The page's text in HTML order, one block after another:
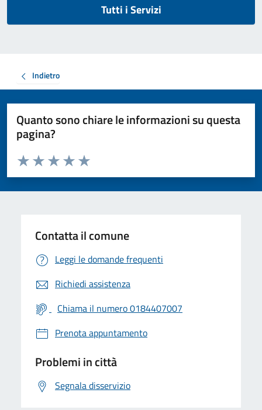
Tutti i Servizi
Indietro
Quanto sono chiare le informazioni su questa
pagina?
Valuta da 1 a 5 stelle la pagina
Valuta 5 stelle su 5
Valuta 4 stelle su 5
Valuta 3 stelle su 5
Valuta 2 stelle su 5
Valuta 1 stelle su 5
Contatta il comune
Leggi le domande frequenti
Richiedi assistenza
Chiama il numero 0184407007
Prenota appuntamento
Problemi in città
Segnala disservizio